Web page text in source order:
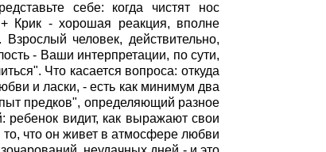
себе: когда чистят нос
Крик - хорошая реакция, вполне
человек, действительно,
- Ваши интерпретации, по сути,
Что касается вопроса: откуда
и ласки, - есть как минимум два
предков", определяющий разное
ребенок видит, как выражают свои
что он живет в атмосфере любви